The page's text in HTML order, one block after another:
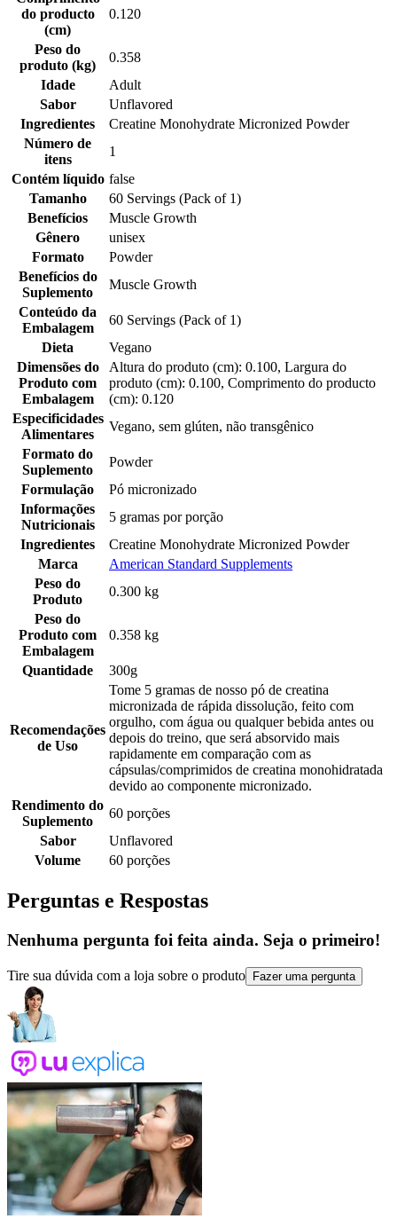
do producto
(cm)
0.120
Peso do
produto (kg)
0.358
Idade
Adult
Sabor
Unflavored
Ingredientes
Creatine Monohydrate Micronized Powder
Número de
itens
1
Contém líquido false
Tamanho
60 Servings (Pack of 1)
Benefícios
Muscle Growth
Gênero
unisex
Formato
Powder
Benefícios do
Suplemento
Muscle Growth
Conteúdo da
Embalagem
60 Servings (Pack of 1)
Dieta
Vegano
Dimensões do
Produto com
Embalagem
Altura do produto (cm): 0.100, Largura do
produto (cm): 0.100, Comprimento do producto
(cm): 0.120
Especificidades
Alimentares
Vegano, sem glúten, não transgênico
Formato do
Suplemento
Powder
Formulação
Pó micronizado
Informações
Nutricionais
5 gramas por porção
Ingredientes
Creatine Monohydrate Micronized Powder
Marca
American Standard Supplements
Peso do
Produto
0.300 kg
Peso do
Produto com
Embalagem
0.358 kg
Quantidade 300g
Recomendações
de Uso
Tome 5 gramas de nosso pó de creatina
micronizada de rápida dissolução, feito com
orgulho, com água ou qualquer bebida antes ou
depois do treino, que será absorvido mais
rapidamente em comparação com as
cápsulas/comprimidos de creatina monohidratada
devido ao componente micronizado.
Rendimento do
Suplemento
60 porções
Sabor
Unflavored
Volume
60 porções
Perguntas e Respostas
Nenhuma pergunta foi feita ainda. Seja o primeiro!
Tire sua dúvida com a loja sobre o produto Fazer uma pergunta